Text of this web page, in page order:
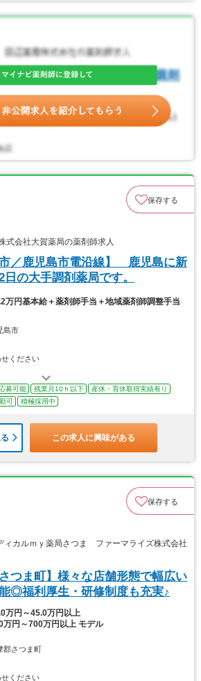
保存する
会社大賀薬局の薬剤師求人
市／鹿児島市電沿線】 鹿児島に新
の大手調剤薬局です。
万円基本給＋薬剤師手当＋地域薬剤師調整手当
島市
ください
募可能 残業月10ｈ以下
産休・育休取得実績有り
可 積極採用中
この求人に興味がある
保存する
ィカルｍｙ薬局さつま ファーマライズ株式会社
つま町】様々な店舗形態で幅広い
◎福利厚生・研修制度も充実♪
万円～45.0万円以上
万円～700万円以上 モデル
郡さつま町
ください